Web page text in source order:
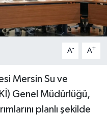
A- A+
Mersin Su ve
Genel Müdürlüğü,
planlı şekilde